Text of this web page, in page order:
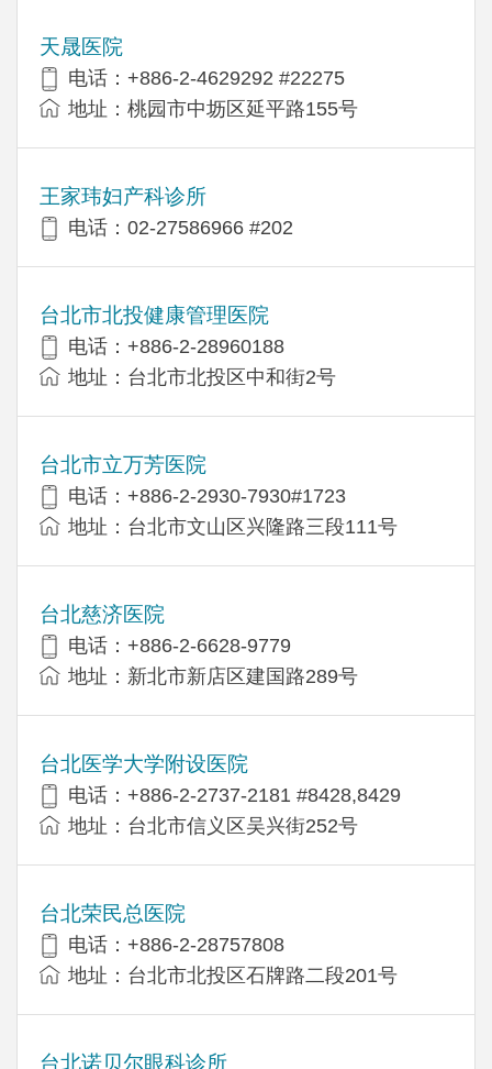
天晟医院
电话：+886-2-4629292 #22275
地址：桃园市中坜区延平路155号
王家玮妇产科诊所
电话：02-27586966 #202
台北市北投健康管理医院
电话：+886-2-28960188
地址：台北市北投区中和街2号
台北市立万芳医院
电话：+886-2-2930-7930#1723
地址：台北市文山区兴隆路三段111号
台北慈济医院
电话：+886-2-6628-9779
地址：新北市新店区建国路289号
台北医学大学附设医院
电话：+886-2-2737-2181 #8428,8429
地址：台北市信义区吴兴街252号
台北荣民总医院
电话：+886-2-28757808
地址：台北市北投区石牌路二段201号
台北诺贝尔眼科诊所